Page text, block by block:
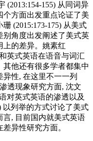
(2013:154-155) 从同词异
个方面出发重点论证了美
(2015:173-175) 从美式
别角度出发阐述了美式英
上的差异。姚素红
英式英语在语音与词汇
他还有很多学者都集中
性, 在这里不一一列
透现象研究方面, 沈文
对英式英语的渗透以及
以列举的方式讨论了美式
, 目前国内就美式英语
异性研究方面。